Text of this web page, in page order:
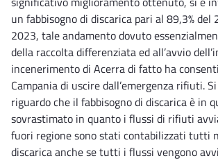
un fabbisogno di discarica pari al 89,3% del
2023, tale andamento dovuto
della raccolta differenziata ed all’avvio
incenerimento di Acerra di fatto ha
Campania di uscire dall’emergenza rifiuti.
riguardo che il fabbisogno di discarica è in
sovrastimato in quanto i flussi di rifiuti
fuori regione sono stati contabilizzati tutti
discarica anche se tutti i flussi vengono